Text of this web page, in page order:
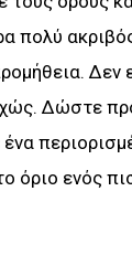
πολύ
Δεν
Δώστε
όριο ενός